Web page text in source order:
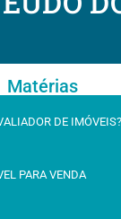
Matérias
DE IMÓVEIS?
PARA VENDA